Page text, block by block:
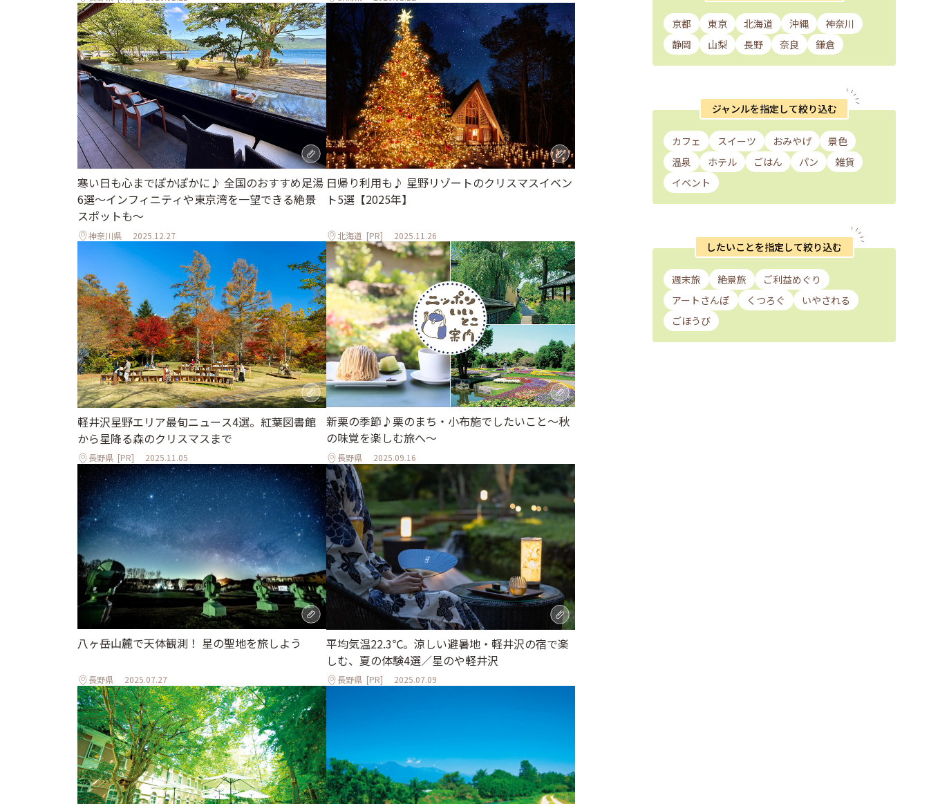
寒い日も心までぽかぽかに♪ 全国のおすすめ足湯
6選～インフィニティや東京湾を一望できる絶景
スポットも～
神奈川県 2025.12.27
日帰り利用も♪ 星野リゾートのクリスマスイベン
ト5選【2025年】
北海道 [PR] 2025.11.26
軽井沢星野エリア最旬ニュース4選。紅葉図書館
から星降る森のクリスマスまで
長野県 [PR] 2025.11.05
新栗の季節♪栗のまち・小布施でしたいこと～秋
の味覚を楽しむ旅へ～
長野県 2025.09.16
八ヶ岳山麓で天体観測！ 星の聖地を旅しよう
長野県 2025.07.27
平均気温22.3℃。涼しい避暑地・軽井沢の宿で楽
しむ、夏の体験4選／星のや軽井沢
長野県 [PR] 2025.07.09
京都 東京 北海道 沖縄
神奈川
静岡
山梨 長野 奈良 鎌倉
ジャンルを指定して絞り込む
カフェ スイーツ おみやげ
景色
温泉
ホテル ごはん パン
雑貨
イベント
したいことを指定して絞り込む
週末旅 絶景旅
ご利益めぐり
アートさんぽ
くつろぐ
いやされる
ごほうび